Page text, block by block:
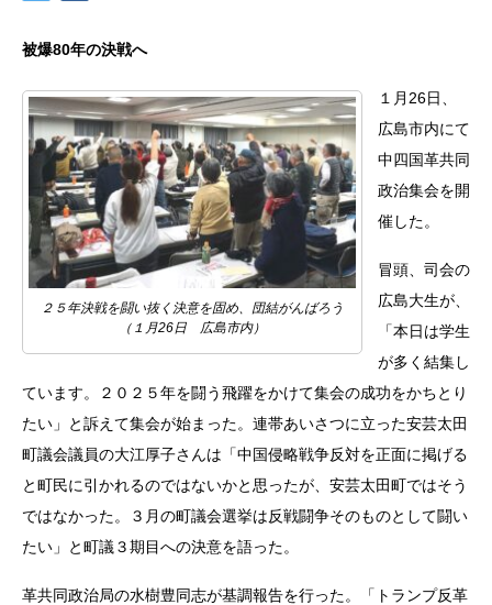
被爆80年の決戦へ
２５年決戦を闘い抜く決意を固め、団結がんばろう
（１月26日 広島市内）
１月26日、
広島市内にて
中四国革共同
政治集会を開
催した。
冒頭、司会の
広島大生が、
「本日は学生
が多く結集し
ています。２０２５年を闘う飛躍をかけて集会の成功をかちとり
たい」と訴えて集会が始まった。連帯あいさつに立った安芸太田
町議会議員の大江厚子さんは「中国侵略戦争反対を正面に掲げる
と町民に引かれるのではないかと思ったが、安芸太田町ではそう
ではなかった。３月の町議会選挙は反戦闘争そのものとして闘い
たい」と町議３期目への決意を語った。
革共同政治局の水樹豊同志が基調報告を行った。「トランプ反革